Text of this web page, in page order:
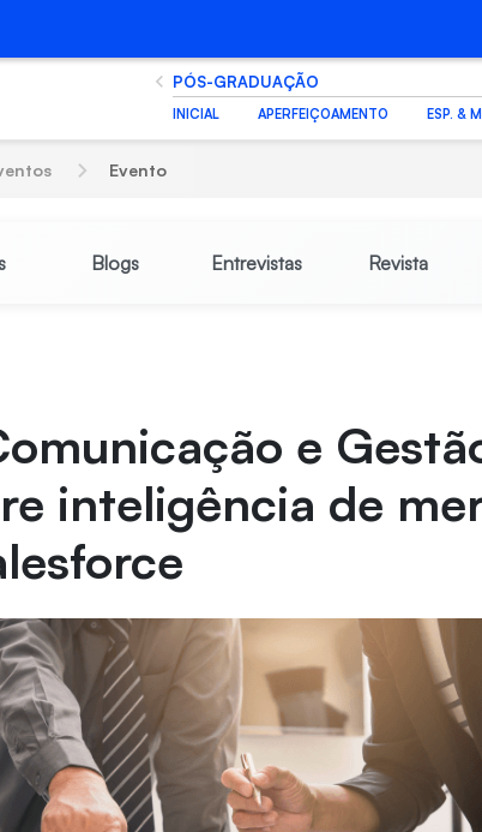
PÓS-GRADUAÇÃO
INICIAL APERFEIÇOAMENTO ESP. &
Evento
Blogs Entrevistas Revista
e
inteligência de